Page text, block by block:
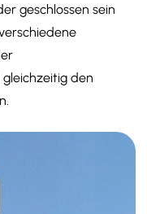
geschlossen sein
den